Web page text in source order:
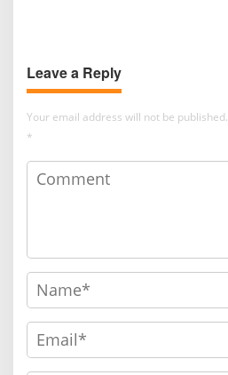
Leave a Reply
Your email address will not be published.
*